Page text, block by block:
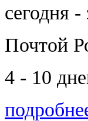
сегодня -
Почтой
4 - 10